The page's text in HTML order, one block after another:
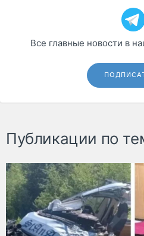
Все главные новости в
Публикации по